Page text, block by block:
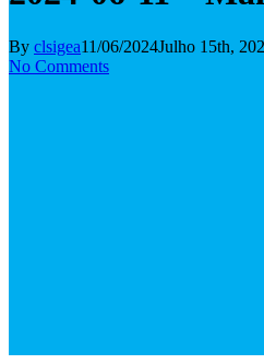
By clsigea11/06/2024Julho 15th,
No Comments